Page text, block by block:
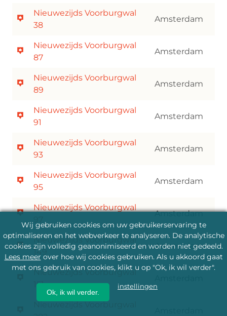
Nieuwezijds Voorburgwal
38
Amsterdam
Nieuwezijds Voorburgwal
87
Amsterdam
Nieuwezijds Voorburgwal
89
Amsterdam
Nieuwezijds Voorburgwal
91
Amsterdam
Nieuwezijds Voorburgwal
93
Amsterdam
Nieuwezijds Voorburgwal
95
Amsterdam
Nieuwezijds Voorburgwal
Amsterdam
Nieuwezijds Voorburgwal
149
Amsterdam
Nieuwezijds Voorburgwal
151
Wij gebruiken cookies om uw gebruikerservaring te
optimaliseren en het webverkeer te analyseren. De analytische
cookies zijn volledig geanonimiseerd en worden niet gedeeld.
Lees meer over hoe wij cookies gebruiken. Als u akkoord gaat
met ons gebruik van cookies, klikt u op "Ok, ik wil verder".
Ok, ik wil verder.
instellingen